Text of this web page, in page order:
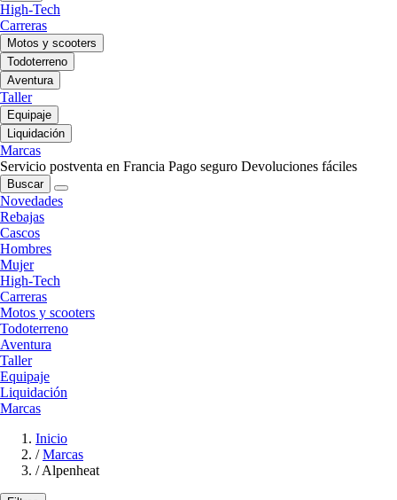
High-Tech
Carreras
Motos y scooters
Todoterreno
Aventura
Taller
Equipaje
Liquidación
Marcas
Servicio postventa en Francia Pago seguro Devoluciones fáciles
Buscar
Novedades
Rebajas
Cascos
Hombres
Mujer
High-Tech
Carreras
Motos y scooters
Todoterreno
Aventura
Taller
Equipaje
Liquidación
Marcas
Inicio
/ Marcas
/ Alpenheat